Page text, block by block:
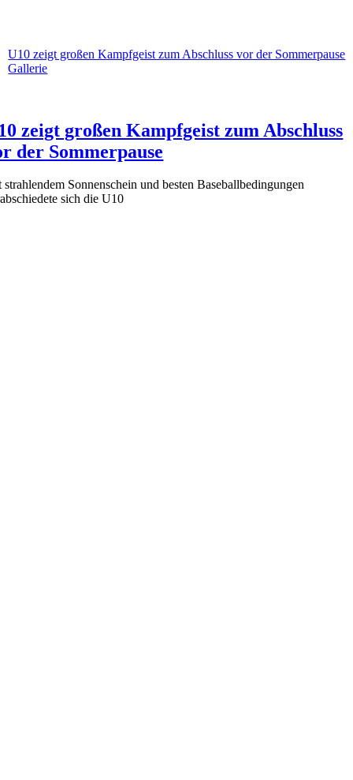
U10 zeigt großen Kampfgeist zum Abschluss vor der Sommerpause
Gallerie
zeigt großen Kampfgeist zum Abschluss
der Sommerpause
strahlendem Sonnenschein und besten Baseballbedingungen
sich die U10